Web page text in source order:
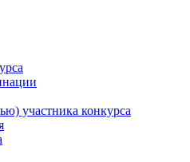
участника конкурса